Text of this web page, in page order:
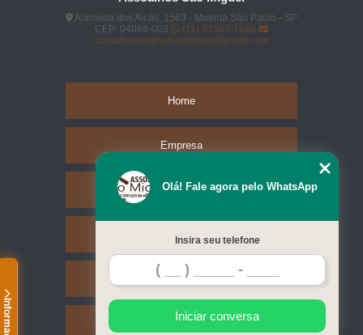
Alameda dos Aicás, 1563 - Moema São Paulo - SP
CEP: 04086-003
(11) 97589-1666
contatoassoalhosaomiguel@gmail.com
Home
Empresa
Missão
Serviços
Contato
Mapa do site
Olá! Fale agora pelo WhatsApp
Insira seu telefone
Iniciar conversa